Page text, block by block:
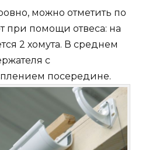
можно отметить по
при помощи отвеса: на
2 хомута. В среднем
с
посередине.